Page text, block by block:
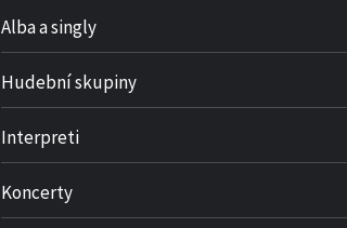
Alba a singly
Hudební skupiny
Interpreti
Koncerty